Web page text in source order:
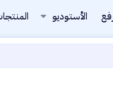
الأستوديو